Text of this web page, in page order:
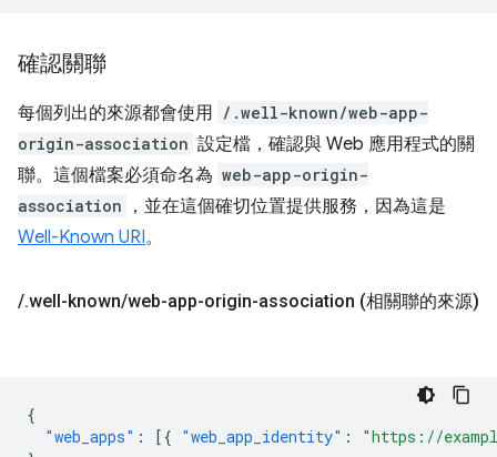
確認關聯
每個列出的來源都會使用 /.well-known/web-app-
origin-association 設定檔，確認與 Web 應用程式的關
聯。這個檔案必須命名為 web-app-origin-
association
，並在這個確切位置提供服務，因為這是
Well-Known URI。
/.well-known/web-app-origin-association (相關聯的來源)
{
"web_apps" : [{ "web_app_identity" :
"https://